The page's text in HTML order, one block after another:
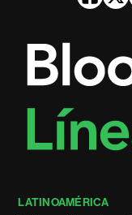
LATINOAMÉRICA